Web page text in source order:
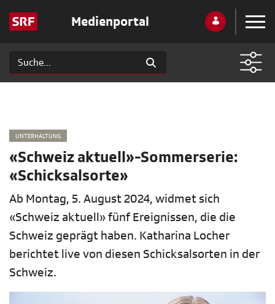
Medienportal
UNTERHALTUNG
«Schweiz aktuell»-Sommerserie:
«Schicksalsorte»
Ab Montag, 5. August 2024, widmet sich
«Schweiz aktuell» fünf Ereignissen, die die
Schweiz geprägt haben. Katharina Locher
berichtet live von diesen Schicksalsorten in der
Schweiz.